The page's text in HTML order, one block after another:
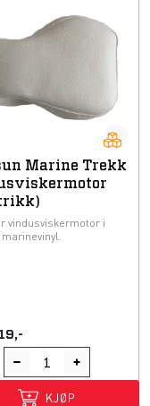
Marine Trekk
vindusviskermotor i
KJØP